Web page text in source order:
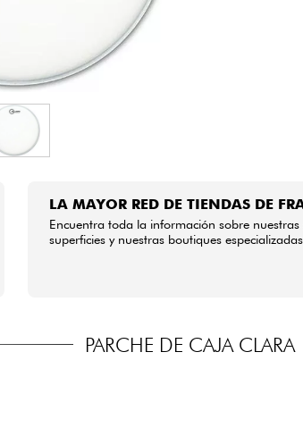
LA MAYOR RED DE TIENDAS DE
Encuentra toda la información sobre nuestras
superficies y nuestras boutiques
PARCHE DE CAJA CLARA